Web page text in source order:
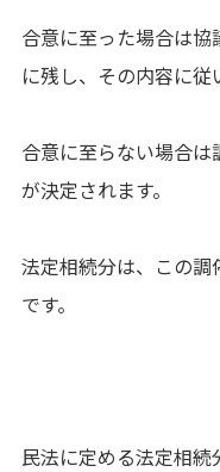
合意に至った場合は協
に残し、その内容に従
合意に至らない場合
が決定されます。
法定相続分は、この
です。
民法に定める法定相